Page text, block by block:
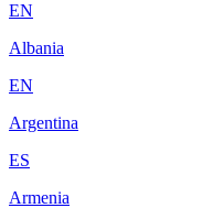
EN
Albania
EN
Argentina
ES
Armenia